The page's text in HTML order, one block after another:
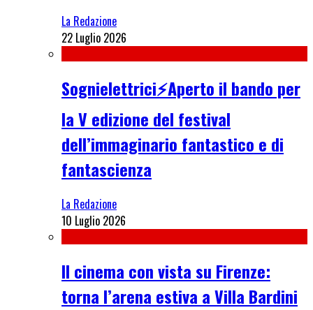
La Redazione
22 Luglio 2026
Sognielettrici⚡Aperto il bando per
la V edizione del festival
dell’immaginario fantastico e di
fantascienza
La Redazione
10 Luglio 2026
Il cinema con vista su Firenze:
torna l’arena estiva a Villa Bardini